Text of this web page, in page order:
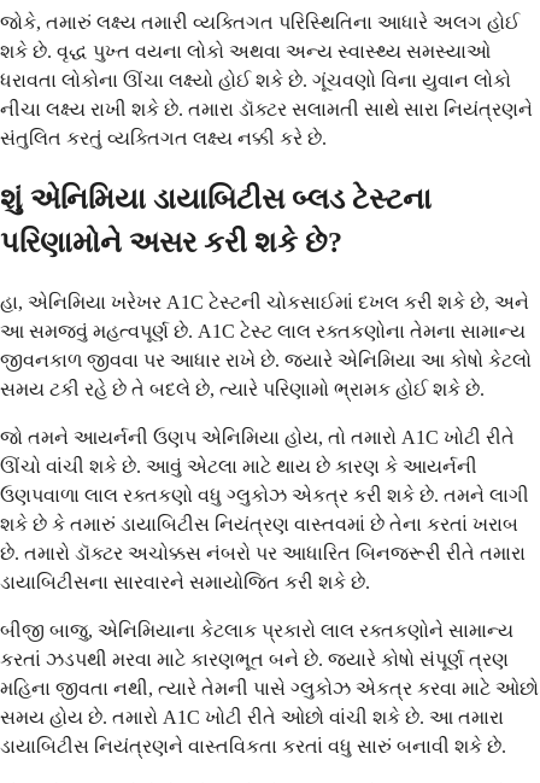
જોકે, તમારું લક્ષ્ય તમારી વ્યક્તિગત પરિસ્થિતિના આધારે અલગ હોઈ
શકે છે. વૃદ્ધ પુખ્ત વયના લોકો અથવા અન્ય સ્વાસ્થ્ય સમસ્યાઓ
ધરાવતા લોકોના ઊંચા લક્ષ્યો હોઈ શકે છે. ગૂંચવણો વિના યુવાન લોકો
નીચા લક્ષ્ય રાખી શકે છે. તમારા ડૉક્ટર સલામતી સાથે સારા નિયંત્રણને
સંતુલિત કરતું વ્યક્તિગત લક્ષ્ય નક્કી કરે છે.
શું એનિમિયા ડાયાબિટીસ બ્લડ ટેસ્ટના
પરિણામોને અસર કરી શકે છે?
હા, એનિમિયા ખરેખર A1C ટેસ્ટની ચોકસાઈમાં દખલ કરી શકે છે, અને
આ સમજવું મહત્વપૂર્ણ છે. A1C ટેસ્ટ લાલ રક્તકણોના તેમના સામાન્ય
જીવનકાળ જીવવા પર આધાર રાખે છે. જ્યારે એનિમિયા આ કોષો કેટલો
સમય ટકી રહે છે તે બદલે છે, ત્યારે પરિણામો ભ્રામક હોઈ શકે છે.
જો તમને આયર્નની ઉણપ એનિમિયા હોય, તો તમારો A1C ખોટી રીતે
ઊંચો વાંચી શકે છે. આવું એટલા માટે થાય છે કારણ કે આયર્નની
ઉણપવાળા લાલ રક્તકણો વધુ ગ્લુકોઝ એકત્ર કરી શકે છે. તમને લાગી
શકે છે કે તમારું ડાયાબિટીસ નિયંત્રણ વાસ્તવમાં છે તેના કરતાં ખરાબ
છે. તમારો ડૉક્ટર અચોક્કસ નંબરો પર આધારિત બિનજરૂરી રીતે તમારા
ડાયાબિટીસના સારવારને સમાયોજિત કરી શકે છે.
બીજી બાજુ, એનિમિયાના કેટલાક પ્રકારો લાલ રક્તકણોને સામાન્ય
કરતાં ઝડપથી મરવા માટે કારણભૂત બને છે. જ્યારે કોષો સંપૂર્ણ ત્રણ
મહિના જીવતા નથી, ત્યારે તેમની પાસે ગ્લુકોઝ એકત્ર કરવા માટે ઓછો
સમય હોય છે. તમારો A1C ખોટી રીતે ઓછો વાંચી શકે છે. આ તમારા
ડાયાબિટીસ નિયંત્રણને વાસ્તવિકતા કરતાં વધુ સારું બનાવી શકે છે.